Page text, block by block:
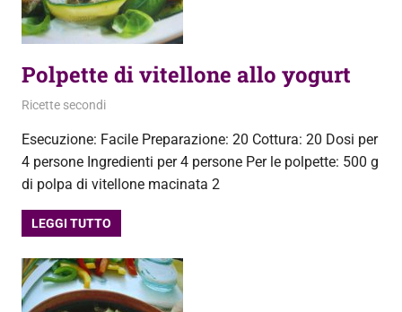
Polpette di vitellone allo yogurt
12 Settembre 2013
admin
Ricette secondi
Esecuzione: Facile Preparazione: 20 Cottura: 20 Dosi per
4 persone Ingredienti per 4 persone Per le polpette: 500 g
di polpa di vitellone macinata 2
LEGGI TUTTO